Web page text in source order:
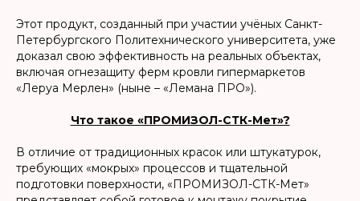
Этот продукт, созданный при участии учёных Санкт-
Петербургского Политехнического университета, уже
доказал свою эффективность на реальных объектах,
включая огнезащиту ферм кровли гипермаркетов
«Леруа Мерлен» (ныне – «Лемана ПРО»).
Что такое «ПРОМИЗОЛ-СТК-Мет»?
В отличие от традиционных красок или штукатурок,
требующих «мокрых» процессов и тщательной
подготовки поверхности, «ПРОМИЗОЛ-СТК-Мет»